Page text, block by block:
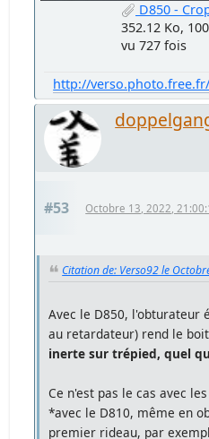
D850 -
352.12 Ko,
vu 727 fois
http://verso.photo.free.fr/
#53 Octobre 13, 2022,
Citation de: Verso92 le
Avec le D850, l'obturateur
au retardateur) rend le
inerte sur trépied, quel
Ce n'est pas le cas avec
*avec le D810, même en
premier rideau, par